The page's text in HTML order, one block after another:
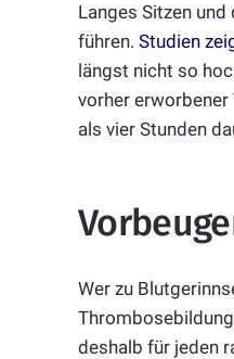
Langes Sitzen
führen. Studien
längst nicht so
vorher erworbener
als vier Stunden
Wer zu
deshalb für jeden